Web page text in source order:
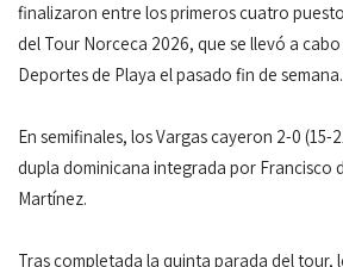
finalizaron entre los primeros cuatro
del Tour Norceca 2026, que se llevó a
Deportes de Playa el pasado fin de semana.
En semifinales, los Vargas cayeron 2-0 (15-
dupla dominicana integrada por Francisco
Martínez.
Tras completada la quinta parada del tour,